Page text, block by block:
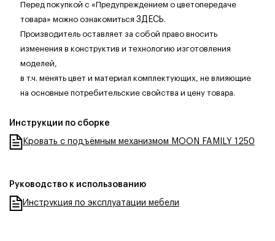
Перед покупкой с «Предупреждением о цветопередаче
товара» можно ознакомиться ЗДЕСЬ.
Производитель оставляет за собой право вносить
изменения в конструктив и технологию изготовления
моделей,
в т.ч. менять цвет и материал комплектующих, не влияющие
на основные потребительские свойства и цену товара.
Инструкции по сборке
Кровать с подъёмным механизмом MOON FAMILY 1250
Руководство к использованию
Инструкция по эксплуатации мебели